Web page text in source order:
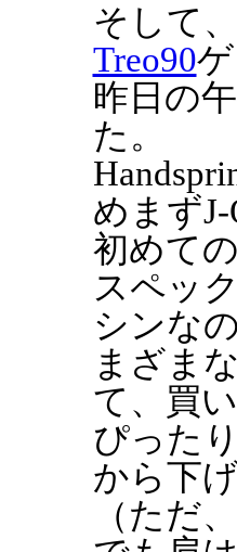
そして
Treo90ゲ
昨日の
た。
めまず
初めて
スペッ
シンな
まざま
て、買
ぴった
から下
（ただ